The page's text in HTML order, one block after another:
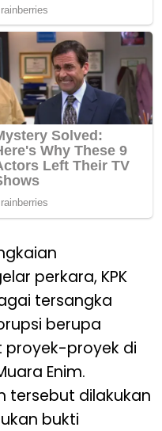
perkara, KPK
tersangka
berupa
proyek-proyek di
Enim.
tersebut dilakukan
bukti